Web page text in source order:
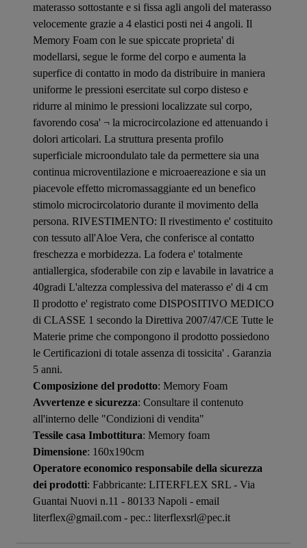
materasso sottostante e si fissa agli angoli del materasso
velocemente grazie a 4 elastici posti nei 4 angoli. Il
Memory Foam con le sue spiccate proprieta' di
modellarsi, segue le forme del corpo e aumenta la
superfice di contatto in modo da distribuire in maniera
uniforme le pressioni esercitate sul corpo disteso e
ridurre al minimo le pressioni localizzate sul corpo,
favorendo cosa' ¬ la microcircolazione ed attenuando i
dolori articolari. La struttura presenta profilo
superficiale microondulato tale da permettere sia una
continua microventilazione e microaereazione e sia un
piacevole effetto micromassaggiante ed un benefico
stimolo microcircolatorio durante il movimento della
persona. RIVESTIMENTO: Il rivestimento e' costituito
con tessuto all'Aloe Vera, che conferisce al contatto
freschezza e morbidezza. La fodera e' totalmente
antiallergica, sfoderabile con zip e lavabile in lavatrice a
40gradi L'altezza complessiva del materasso e' di 4 cm
Il prodotto e' registrato come DISPOSITIVO MEDICO
di CLASSE 1 secondo la Direttiva 2007/47/CE Tutte le
Materie prime che compongono il prodotto possiedono
le Certificazioni di totale assenza di tossicita' . Garanzia
5 anni.
Composizione del prodotto: Memory Foam
Avvertenze e sicurezza: Consultare il contenuto
all'interno delle "Condizioni di vendita"
Tessile casa Imbottitura: Memory foam
Dimensione: 160x190cm
Operatore economico responsabile della sicurezza
dei prodotti: Fabbricante: LITERFLEX SRL - Via
Guantai Nuovi n.11 - 80133 Napoli - email
literflex@gmail.com - pec.: literflexsrl@pec.it